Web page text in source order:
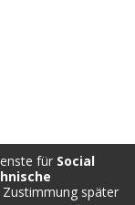
für Social
Zustimmung später